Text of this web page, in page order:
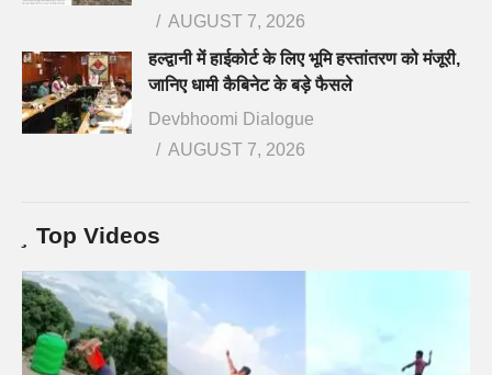
AUGUST 7, 2026
हल्द्वानी में हाईकोर्ट के लिए भूमि हस्तांतरण को मंजूरी,
जानिए धामी कैबिनेट के बड़े फैसले
Devbhoomi Dialogue
AUGUST 7, 2026
Top Videos